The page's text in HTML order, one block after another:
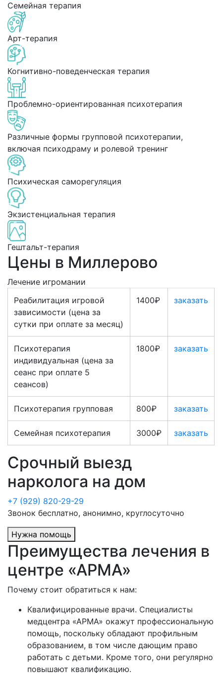
Семейная терапия
Арт-терапия
Когнитивно-поведенческая терапия
Проблемно-ориентированная психотерапия
Различные формы групповой психотерапии,
включая психодраму и ролевой тренинг
Психическая саморегуляция
Экзистенциальная терапия
Гештальт-терапия
Цены в Миллерово
Лечение игромании
Реабилитация игровой
зависимости (цена за
сутки при оплате за месяц)
1400₽ заказать
Психотерапия
индивидуальная (цена за
сеанс при оплате 5
сеансов)
1800₽ заказать
Психотерапия групповая 800₽ заказать
Семейная психотерапия 3000₽ заказать
Срочный выезд
нарколога на дом
+7 (929) 820-29-29
Звонок бесплатно, анонимно, круглосуточно
Нужна помощь
Преимущества лечения в
центре «АРМА»
Почему стоит обратиться к нам:
Квалифицированные врачи. Специалисты
медцентра «АРМА» окажут профессиональную
помощь, поскольку обладают профильным
образованием, в том числе дающим право
работать с детьми. Кроме того, они регулярно
повышают квалификацию.